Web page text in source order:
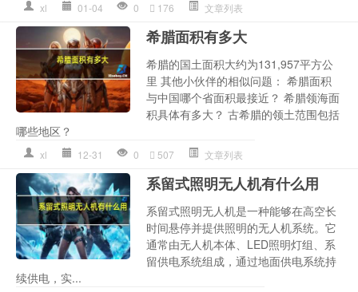
xl 01-04 0 176 文章列表
希腊面积有多大
希腊的国土面积大约为131,957平方公
里 其他小伙伴的相似问题： 希腊面积
与中国哪个省面积最接近？ 希腊领海面
积具体有多大？ 古希腊的领土范围包括
哪些地区？
xl 12-31 0 507 文章列表
系留式照明无人机有什么用
系留式照明无人机是一种能够在高空长
时间悬停并提供照明的无人机系统。它
通常由无人机本体、LED照明灯组、系
留供电系统组成，通过地面供电系统持
续供电，实...